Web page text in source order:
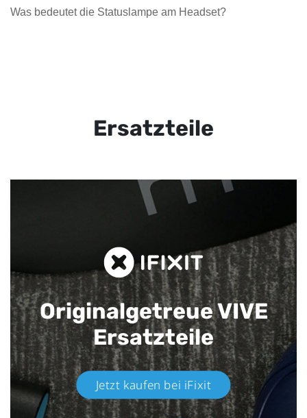
Was bedeutet die Statuslampe am Headset?
Ersatzteile
Originalgetreue VIVE
Ersatzteile
Jetzt kaufen bei iFixit​